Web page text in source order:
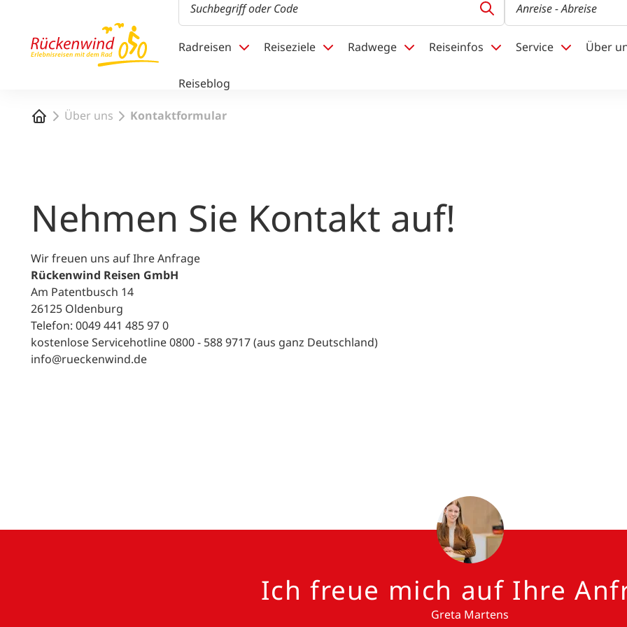
Anreise- Abreise
Radreisen Reiseziele Radwege Reiseinfos Service Über
Reiseblog
StartseiteÜber uns Kontaktformular
Nehmen Sie Kontakt auf!
Wir freuen uns auf Ihre Anfrage
Rückenwind Reisen GmbH
Am Patentbusch 14
26125 Oldenburg
Telefon: 0049 441 485 97 0
kostenlose Servicehotline 0800 - 588 9717 (aus ganz Deutschland)
info@rueckenwind.de
Ich freue mich auf Ihre
Greta Martens